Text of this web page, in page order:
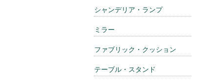
シャンデリア・ランプ
ミラー
ファブリック・クッション
テーブル・スタンド